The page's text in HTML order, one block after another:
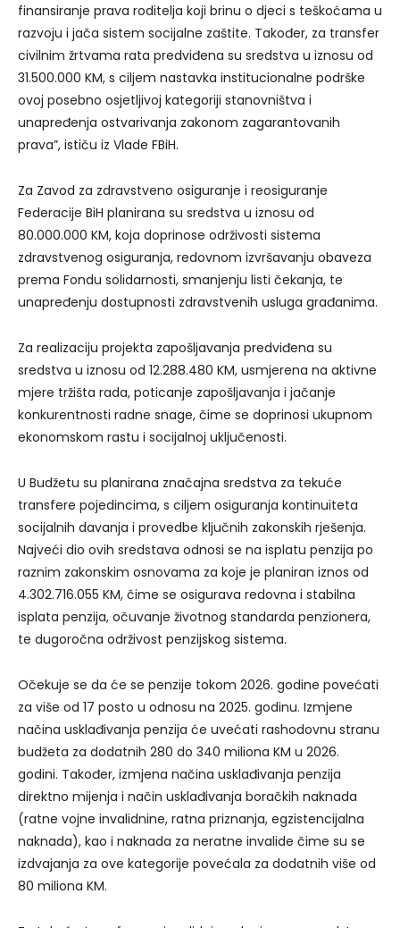
finansiranje prava roditelja koji brinu o djeci s teškoćama u
razvoju i jača sistem socijalne zaštite. Također, za transfer
civilnim žrtvama rata predviđena su sredstva u iznosu od
31.500.000 KM, s ciljem nastavka institucionalne podrške
ovoj posebno osjetljivoj kategoriji stanovništva i
unapređenja ostvarivanja zakonom zagarantovanih
prava”, ističu iz Vlade FBiH.
Za Zavod za zdravstveno osiguranje i reosiguranje
Federacije BiH planirana su sredstva u iznosu od
80.000.000 KM, koja doprinose održivosti sistema
zdravstvenog osiguranja, redovnom izvršavanju obaveza
prema Fondu solidarnosti, smanjenju listi čekanja, te
unapređenju dostupnosti zdravstvenih usluga građanima.
Za realizaciju projekta zapošljavanja predviđena su
sredstva u iznosu od 12.288.480 KM, usmjerena na aktivne
mjere tržišta rada, poticanje zapošljavanja i jačanje
konkurentnosti radne snage, čime se doprinosi ukupnom
ekonomskom rastu i socijalnoj uključenosti.
U Budžetu su planirana značajna sredstva za tekuće
transfere pojedincima, s ciljem osiguranja kontinuiteta
socijalnih davanja i provedbe ključnih zakonskih rješenja.
Najveći dio ovih sredstava odnosi se na isplatu penzija po
raznim zakonskim osnovama za koje je planiran iznos od
4.302.716.055 KM, čime se osigurava redovna i stabilna
isplata penzija, očuvanje životnog standarda penzionera,
te dugoročna održivost penzijskog sistema.
Očekuje se da će se penzije tokom 2026. godine povećati
za više od 17 posto u odnosu na 2025. godinu. Izmjene
načina usklađivanja penzija će uvećati rashodovnu stranu
budžeta za dodatnih 280 do 340 miliona KM u 2026.
godini. Također, izmjena načina usklađivanja penzija
direktno mijenja i način usklađivanja boračkih naknada
(ratne vojne invalidnine, ratna priznanja, egzistencijalna
naknada), kao i naknada za neratne invalide čime su se
izdvajanja za ove kategorije povećala za dodatnih više od
80 miliona KM.